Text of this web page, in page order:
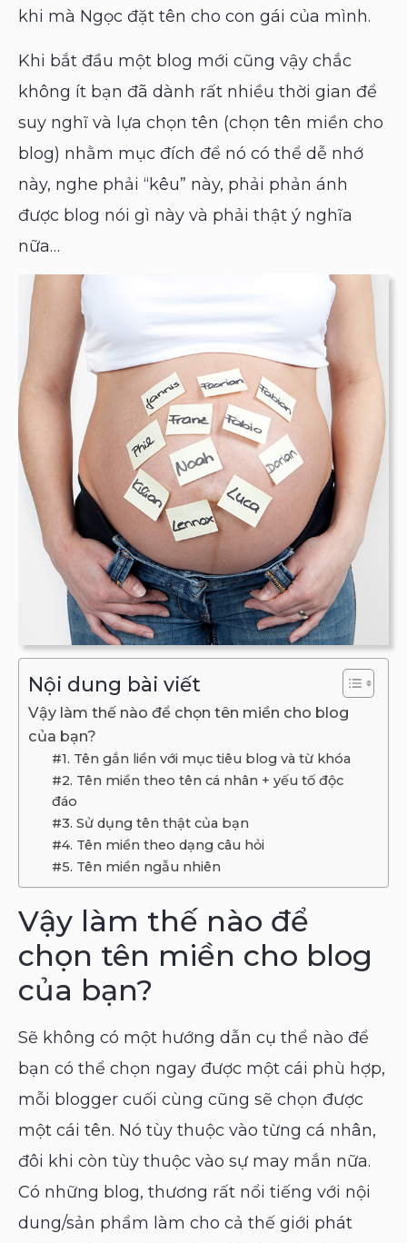
khi mà Ngọc đặt tên cho con gái của mình.
Khi bắt đầu một blog mới cũng vậy chắc
không ít bạn đã dành rất nhiều thời gian để
suy nghĩ và lựa chọn tên (chọn tên miền cho
blog) nhằm mục đích để nó có thể dễ nhớ
này, nghe phải “kêu” này, phải phản ánh
được blog nói gì này và phải thật ý nghĩa
nữa…
Nội dung bài viết
Vậy làm thế nào để chọn tên miền cho blog
của bạn?
#1. Tên gắn liền với mục tiêu blog và từ khóa
#2. Tên miền theo tên cá nhân + yếu tố độc
đáo
#3. Sử dụng tên thật của bạn
#4. Tên miền theo dạng câu hỏi
#5. Tên miền ngẫu nhiên
Vậy làm thế nào để
chọn tên miền cho blog
của bạn?
Sẽ không có một hướng dẫn cụ thể nào để
bạn có thể chọn ngay được một cái phù hợp,
mỗi blogger cuối cùng cũng sẽ chọn được
một cái tên. Nó tùy thuộc vào từng cá nhân,
đôi khi còn tùy thuộc vào sự may mắn nữa.
Có những blog, thương rất nổi tiếng với nội
dung/sản phẩm làm cho cả thế giới phát